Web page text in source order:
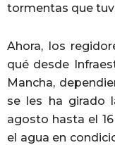
tormentas que
Ahora, los
qué desde
Mancha,
se les ha girado
agosto hasta el
el agua en